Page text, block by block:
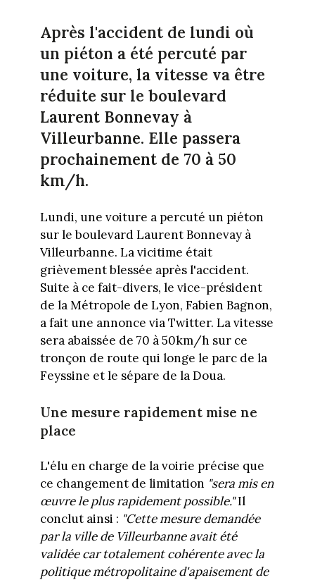
Après l'accident de lundi où
un piéton a été percuté par
une voiture, la vitesse va être
réduite sur le boulevard
Laurent Bonnevay à
Villeurbanne. Elle passera
prochainement de 70 à 50
km/h.
Lundi, une voiture a percuté un piéton
sur le boulevard Laurent Bonnevay à
Villeurbanne. La vicitime était
grièvement blessée après l'accident.
Suite à ce fait-divers, le vice-président
de la Métropole de Lyon, Fabien Bagnon,
a fait une annonce via Twitter. La vitesse
sera abaissée de 70 à 50km/h sur ce
tronçon de route qui longe le parc de la
Feyssine et le sépare de la Doua.
Une mesure rapidement mise ne
place
L'élu en charge de la voirie précise que
ce changement de limitation "sera mis en
œuvre le plus rapidement possible."Il
conclut ainsi : "Cette mesure demandée
par la ville de Villeurbanneavait été
validée car totalement cohérente avec la
politique métropolitaine d'apaisement de